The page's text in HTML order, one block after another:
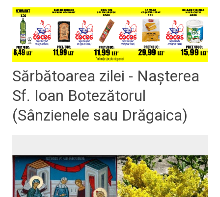
Sărbătoarea zilei - Naşterea
Sf. Ioan Botezătorul
(Sânzienele sau Drăgaica)